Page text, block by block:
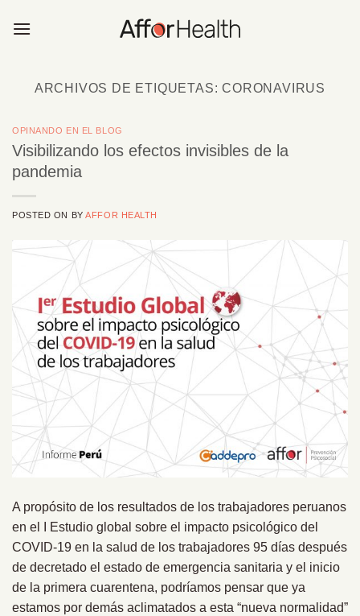
ARCHIVOS DE ETIQUETAS:CORONAVIRUS
OPINANDO EN EL BLOG
Visibilizando los efectos invisibles de la
pandemia
POSTED ON BYAFFOR HEALTH
A propósito de los resultados de los trabajadores peruanos
en el I Estudio global sobre el impacto psicológico del
COVID-19 en la salud de los trabajadores 95 días después
de decretado el estado de emergencia sanitaria y el inicio
de la primera cuarentena, podríamos pensar que ya
estamos por demás aclimatados a esta “nueva normalidad”